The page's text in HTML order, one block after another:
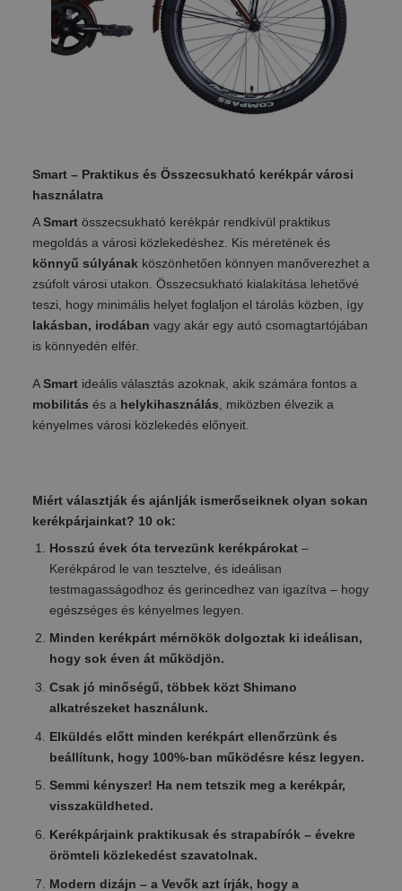
Smart – Praktikus és Összecsukható kerékpár városi
használatra
ASmartösszecsukható kerékpár rendkívül praktikus
megoldás a városi közlekedéshez. Kis méretének és
könnyű súlyánakköszönhetően könnyen manőverezhet a
zsúfolt városi utakon. Összecsukható kialakítása lehetővé
teszi, hogy minimális helyet foglaljon el tárolás közben, így
lakásban, irodában vagy akár egy autó csomagtartójában
is könnyedén elfér.
ASmartideális választás azoknak, akik számára fontos a
mobilitás és a helykihasználás , miközben élvezik a
kényelmes városi közlekedés előnyeit.
Miért választják és ajánlják ismerőseiknek olyan sokan
kerékpárjainkat? 10 ok:
Hosszú évek óta tervezünk kerékpárokat –
Kerékpárod le van tesztelve, és ideálisan
testmagasságodhoz és gerincedhez van igazítva – hogy
egészséges és kényelmes legyen.
Minden kerékpárt mérnökök dolgoztak ki ideálisan,
hogy sok éven át működjön.
Csak jó minőségű, többek közt Shimano
alkatrészeket használunk.
Elküldés előtt minden kerékpárt ellenőrzünk és
beállítunk, hogy 100%-ban működésre kész legyen.
Semmi kényszer! Ha nem tetszik meg a kerékpár,
visszaküldheted.
Kerékpárjaink praktikusak és strapabírók – évekre
örömteli közlekedést szavatolnak.
Modern dizájn – a Vevők azt írják, hogy a